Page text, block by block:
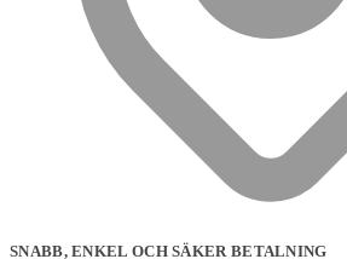
SNABB, ENKEL OCH SÄKER BETALNING